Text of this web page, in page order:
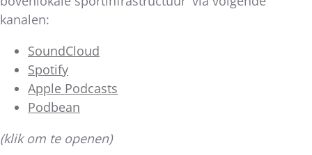
kanalen:
SoundCloud
Spotify
Apple Podcasts
Podbean
(klik om te openen)